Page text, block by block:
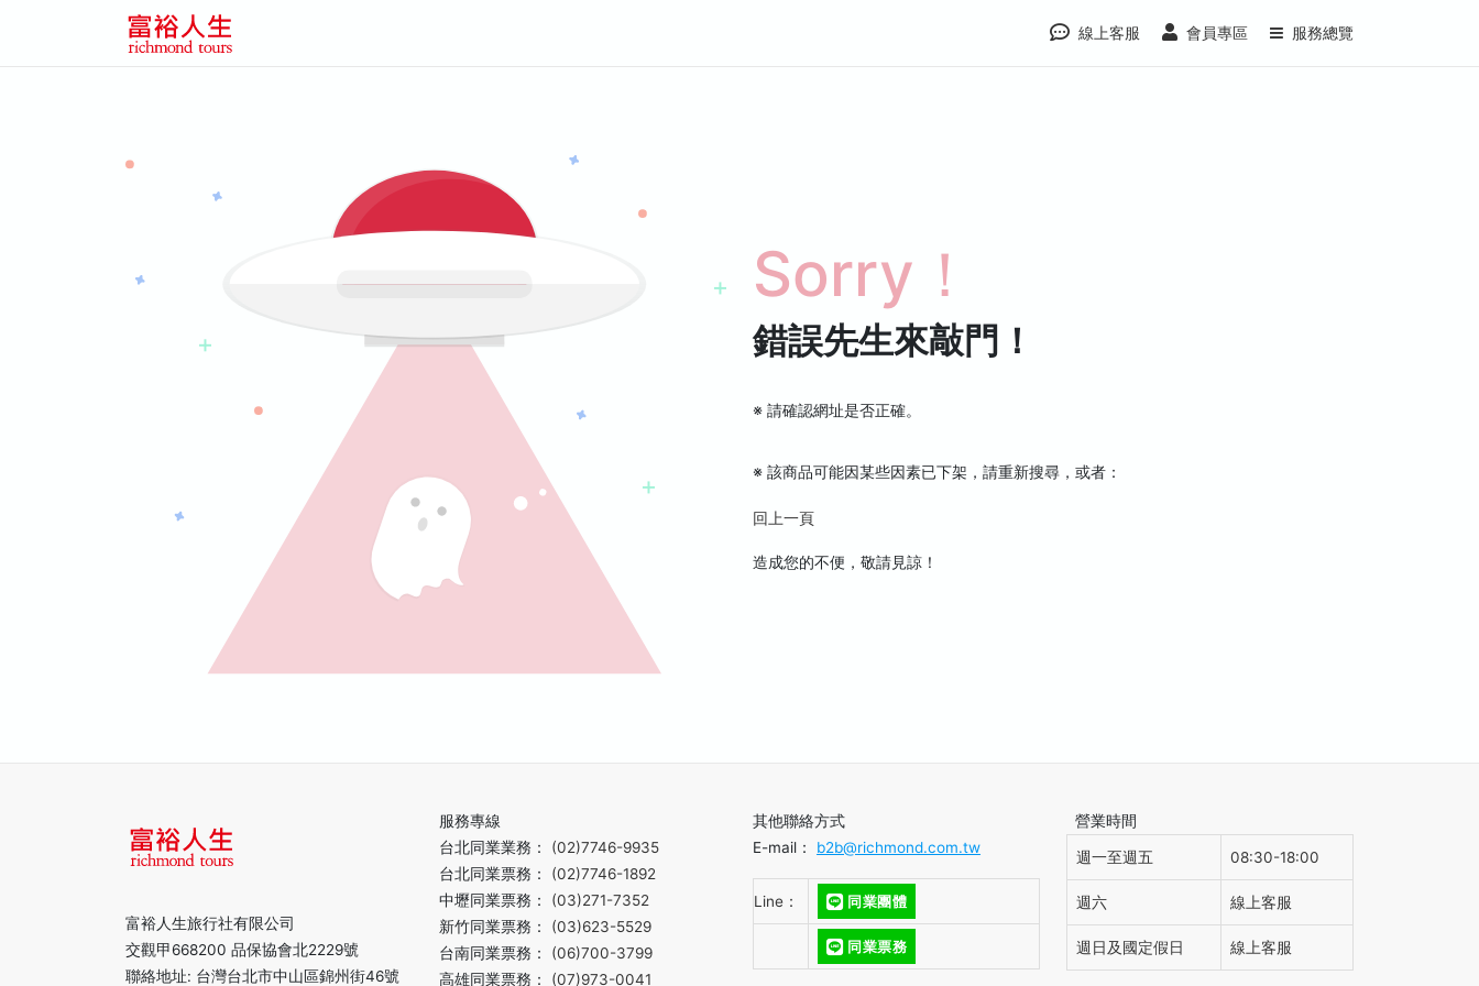
會員專區 服務總覽
線上客服
Sorry！
錯誤先生來敲門！
※ 請確認網址是否正確。
※ 該商品可能因某些因素已下架，請重新搜尋，或者：
回上一頁
造成您的不便，敬請見諒！
富裕人生旅行社有限公司
交觀甲668200 品保協會北2229號
聯絡地址: 台灣台北市中山區錦州街46號
服務專線
台北同業業務： (02)7746-9935
台北同業票務： (02)7746-1892
中壢同業票務： (03)271-7352
新竹同業票務： (03)623-5529
台南同業票務： (06)700-3799
高雄同業票務： (07)973-0041
其他聯絡方式
E-mail： b2b@richmond.com.tw
Line： 同業團體
同業票務
營業時間
週一至週五 08:30-18:00
週六 線上客服
週日及國定假日 線上客服